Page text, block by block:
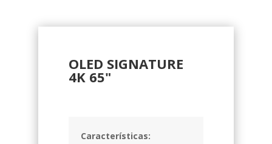
OLED SIGNATURE
4K 65"
Características: